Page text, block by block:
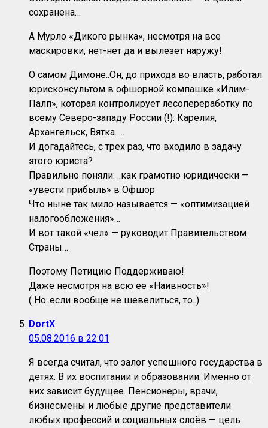
сохранена…
А Мурло «Дикого рынка», несмотря на все
маскировки, нет-нет да и вылезет наружу!
О самом Димоне..Он, до прихода во власть, работал
юрисконсультом в офшорной компашке «Илим-
Палп», которая контролирует лесопереработку по
всему Северо-западу России (!): Карелия,
Архангельск, Вятка…..
И догадайтесь, с трех раз, что входило в задачу
этого юриста?
Правильно поняли: ..как грамотно юридически —
«увести прибыль» в Офшор
Что ныне так мило называется — «оптимизацией
налогообложения»…
И вот такой «чел» — руководит Правительством
Страны…
Поэтому Петицию Поддерживаю!
Даже несмотря на всю ее «Наивность»!
( Но..если вообще не шевелиться, то..)
DortX:
05.08.2016 в 22:01
Я всегда считал, что залог успешного государства в
детях. В их воспитании и образовании. Именно от
них зависит будущее. Пенсионеры, врачи,
бизнесмены и любые другие представители
любых профессий и социальных слоёв — цель